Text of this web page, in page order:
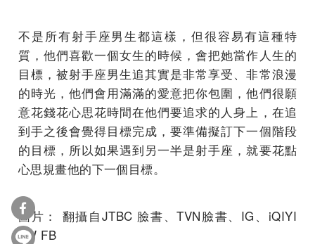
不是所有射手座男生都這樣，但很容易有這種特
質，他們喜歡一個女生的時候，會把她當作人生的
目標，被射手座男生追其實是非常享受、非常浪漫
的時光，他們會用滿滿的愛意把你包圍，他們很願
意花錢花心思花時間在他們要追求的人身上，在追
到手之後會覺得目標完成，要準備擬訂下一個階段
的目標，所以如果遇到另一半是射手座，就要花點
心思規畫他的下一個目標。
圖片： 翻攝自JTBC 臉書、TVN臉書、IG、iQIYI
TW FB